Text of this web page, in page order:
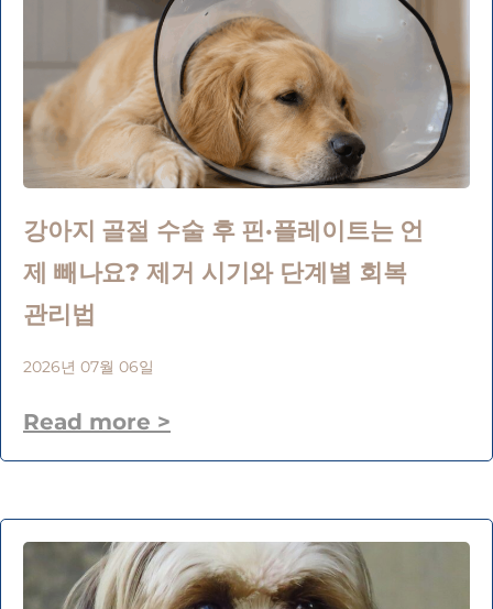
강아지 골절 수술 후 핀·플레이트는 언
제 빼나요? 제거 시기와 단계별 회복
관리법
2026년 07월 06일
Read more >